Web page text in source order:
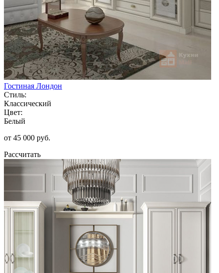
Гостиная Лондон
Стиль:
Классический
Цвет:
Белый
от 45 000 руб.
Рассчитать